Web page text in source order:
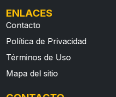
ENLACES
Contacto
Política de Privacidad
Términos de Uso
Mapa del sitio